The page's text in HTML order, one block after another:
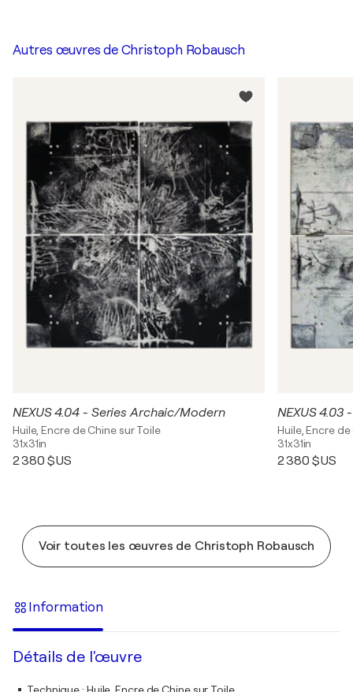
Autres œuvres de Christoph Robausch
NEXUS 4.04 - Series Archaic/Modern
Huile, Encre de Chine sur Toile
31x31in
2 380 $US
NEXUS
Huile, Encre
31x31in
2 380 $US
Voir toutes les œuvres de Christoph Robausch
Information
Détails de l'œuvre